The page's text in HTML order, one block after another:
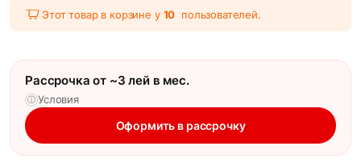
Этот товар в корзине у 10 пользователей.
Рассрочка от ~3 лей в мес.
ⓘ Условия
Оформить в рассрочку